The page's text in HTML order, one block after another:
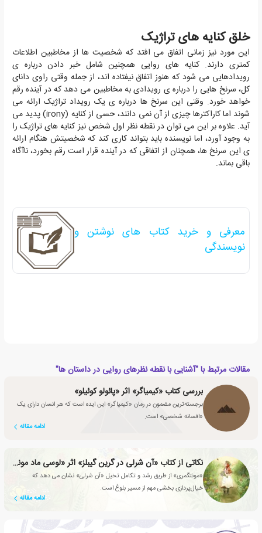
خلق کنایه های تراژیک
این مورد نیز زمانی اتفاق می افتد که شخصیت ها از مخاطبین اطلاعات
کمتری دارند. کنایه های روایی همچنین شامل خبر دادن درباره ی
رویدادهایی می شود که هنوز اتفاق نیفتاده اند، از جمله وقتی راوی دانای
کل، سرنخ هایی را درباره ی رویدادی به مخاطبین می دهد که در آینده رقم
خواهد خورد. وقتی این سرنخ ها درباره ی یک رویداد تراژیک ارائه می
شوند اما کاراکترها چیزی از آن نمی دانند، حسی از کنایه (irony) پدید می
آید. علاوه بر این می توان در نقطه نظر اول شخص نیز کنایه های تراژیک را
به وجود آورد، اما نویسنده باید بتواند کاری کند که شخصیتش هنگام ارائه
ی این سرنخ ها، همچنان از اتفاقی که در آینده قرار است رقم بخورد، ناآگاه
باقی بماند.
معرفی و خرید کتاب های نوشتن و
نویسندگی
مقالات مرتبط با "آشنایی با نقطه نظرهای روایی در داستان ها"
بررسی کتاب «کیمیاگر» اثر «پائولو کوئیلو»
برجسته‌ترین مضمون در رمان «کیمیاگر» این ایده است که هر انسان دارای یک
«افسانه شخصی» است.
ادامه مقاله
نکاتی از کتاب «آن شرلی در گرین گیبلز» اثر «لوسی ماد مونتگمری»
«مونتگمری» از طریق رشد و تکامل تخیل «آن شرلی» نشان می دهد که
خیال‌پردازی بخشی مهم از مسیر بلوغ است.
ادامه مقاله